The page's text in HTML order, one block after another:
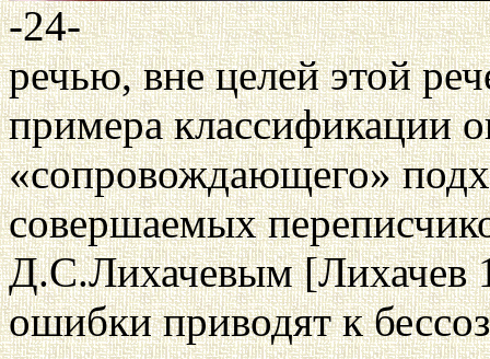
-24-
речью, вне целей этой
примера классификации
«сопровождающего»
совершаемых
Д.С.Лихачевым [Лихачев
ошибки приводят к